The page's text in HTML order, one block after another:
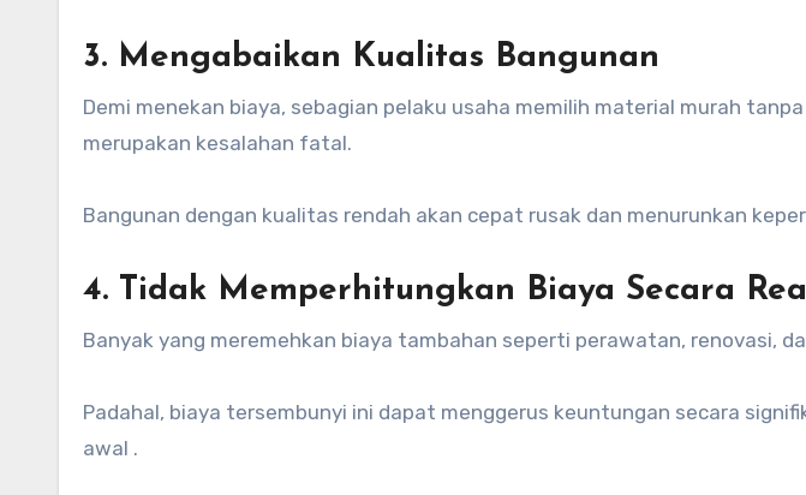
3. Mengabaikan Kualitas Bangunan
Demi menekan biaya, sebagian pelaku usaha memilih material murah
merupakan kesalahan fatal.
Bangunan dengan kualitas rendah akan cepat rusak dan menurunkan
4. Tidak Memperhitungkan Biaya Secara
Banyak yang meremehkan biaya tambahan seperti perawatan, renovasi,
Padahal, biaya tersembunyi ini dapat menggerus keuntungan secara
awal .